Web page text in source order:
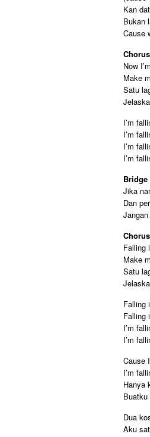
Kan
Bukan
Cause
Now
Make
Satu
I’m
I’m
I’m
I’m
Bridge
Jika
Dan
Falling
Make
Satu
Falling
Falling
I’m
I’m
Cause
I’m
Hanya
Buatku
Dua
Aku